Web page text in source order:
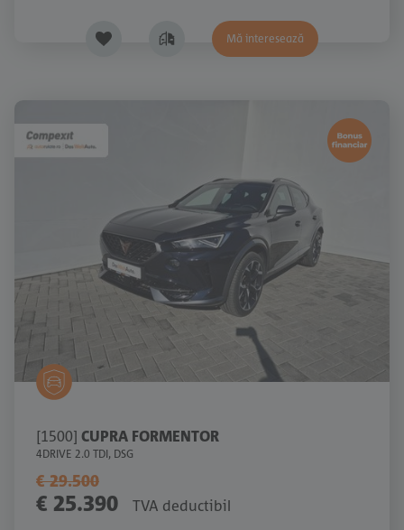
Mă interesează
[1500] CUPRA FORMENTOR
4DRIVE 2.0 TDI, DSG
€ 29.500
€ 25.390 TVA deductibil